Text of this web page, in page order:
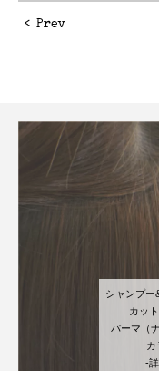
Prev
シャンプー
カッ
パーマ（
カ
-